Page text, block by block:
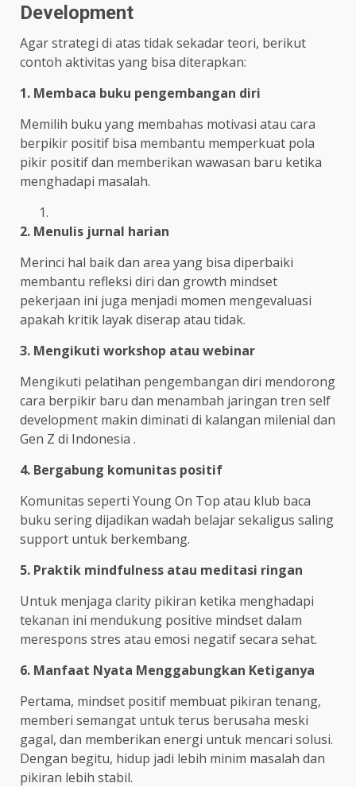
Development
Agar strategi di atas tidak sekadar teori, berikut
contoh aktivitas yang bisa diterapkan:
1. Membaca buku pengembangan diri
Memilih buku yang membahas motivasi atau cara
berpikir positif bisa membantu memperkuat pola
pikir positif dan memberikan wawasan baru ketika
menghadapi masalah.
2. Menulis jurnal harian
Merinci hal baik dan area yang bisa diperbaiki
membantu refleksi diri dan growth mindset
pekerjaan ini juga menjadi momen mengevaluasi
apakah kritik layak diserap atau tidak.
3. Mengikuti workshop atau webinar
Mengikuti pelatihan pengembangan diri mendorong
cara berpikir baru dan menambah jaringan tren self
development makin diminati di kalangan milenial dan
Gen Z di Indonesia .
4. Bergabung komunitas positif
Komunitas seperti Young On Top atau klub baca
buku sering dijadikan wadah belajar sekaligus saling
support untuk berkembang.
5. Praktik mindfulness atau meditasi ringan
Untuk menjaga clarity pikiran ketika menghadapi
tekanan ini mendukung positive mindset dalam
merespons stres atau emosi negatif secara sehat.
6. Manfaat Nyata Menggabungkan Ketiganya
Pertama, mindset positif membuat pikiran tenang,
memberi semangat untuk terus berusaha meski
gagal, dan memberikan energi untuk mencari solusi.
Dengan begitu, hidup jadi lebih minim masalah dan
pikiran lebih stabil.